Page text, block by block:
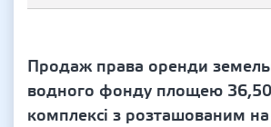
Продаж права оренди
водного фонду площею
комплексі з розташованим